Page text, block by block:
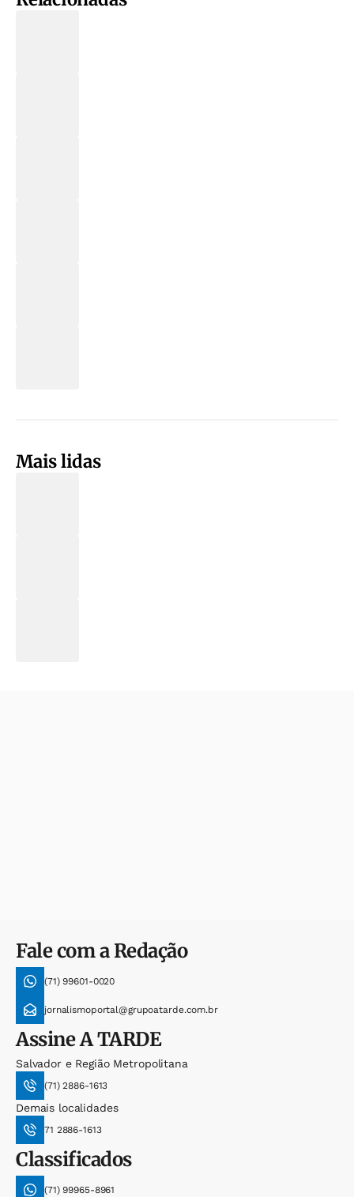
Mais lidas
Fale com a Redação
(71) 99601-0020
jornalismoportal@grupoatarde.com.br
AssineA TARDE
Salvador e Região Metropolitana
(71) 2886-1613
Demais localidades
71 2886-1613
Classificados
(71) 99965-8961